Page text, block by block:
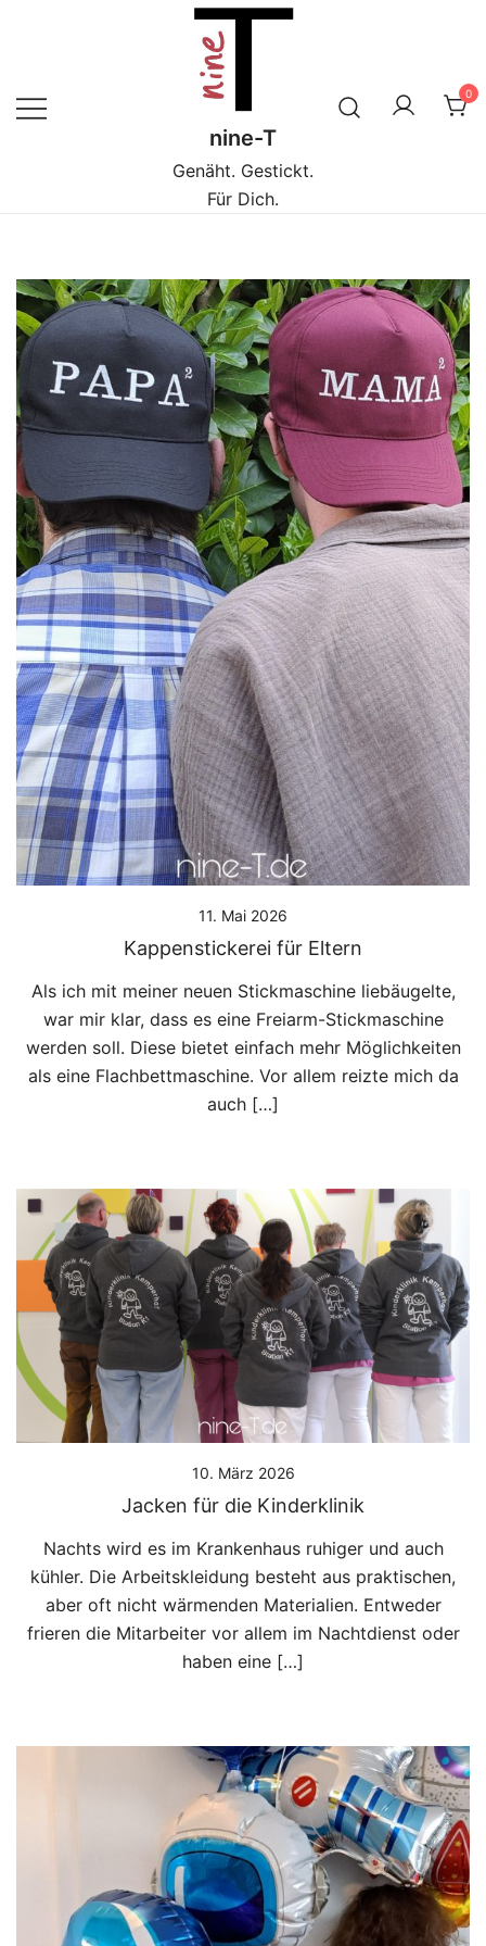
nine-T
Genäht. Gestickt.
Für Dich.
0
11. Mai 2026
Kappenstickerei für Eltern
Als ich mit meiner neuen Stickmaschine liebäugelte,
war mir klar, dass es eine Freiarm-Stickmaschine
werden soll. Diese bietet einfach mehr Möglichkeiten
als eine Flachbettmaschine. Vor allem reizte mich da
auch […]
10. März 2026
Jacken für die Kinderklinik
Nachts wird es im Krankenhaus ruhiger und auch
kühler. Die Arbeitskleidung besteht aus praktischen,
aber oft nicht wärmenden Materialien. Entweder
frieren die Mitarbeiter vor allem im Nachtdienst oder
haben eine […]